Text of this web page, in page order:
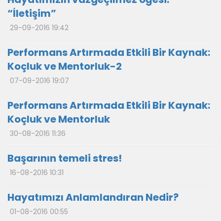
“İletişim”
29-09-2016 19:42
Performans Artırmada Etkili Bir Kaynak:
Koçluk ve Mentorluk-2
07-09-2016 19:07
Performans Artırmada Etkili Bir Kaynak:
Koçluk ve Mentorluk
30-08-2016 11:36
Başarının temeli stres!
16-08-2016 10:31
Hayatımızı Anlamlandıran Nedir?
01-08-2016 00:55